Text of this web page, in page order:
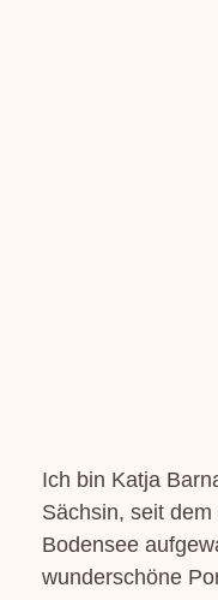
Ich bin Katja
Sächsin, seit
Bodensee
wunderschöne